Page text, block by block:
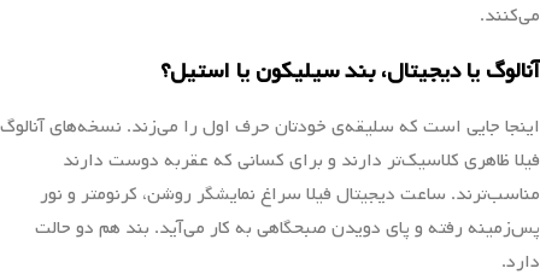
می‌کنند.
آنالوگ یا دیجیتال، بند سیلیکون یا استیل؟
اینجا جایی است که سلیقه‌ی خودتان حرف اول را می‌زند. نسخه‌های آنالوگ
فیلا ظاهری کلاسیک‌تر دارند و برای کسانی که عقربه دوست دارند
مناسب‌ترند. ساعت دیجیتال فیلا سراغ نمایشگر روشن، کرنومتر و نور
پس‌زمینه رفته و پای دویدن صبحگاهی به کار می‌آید. بند هم دو حالت
دارد.